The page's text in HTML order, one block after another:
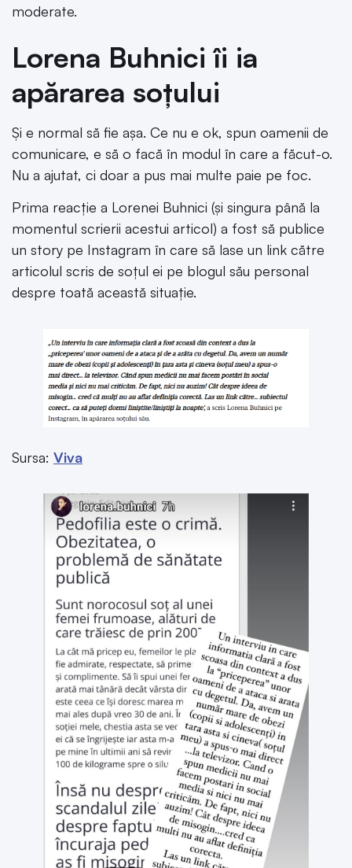
moderate.
Lorena Buhnici îi ia
apărarea soțului
Și e normal să fie așa. Ce nu e ok, spun oamenii de
comunicare, e să o facă în modul în care a făcut-o.
Nu a ajutat, ci doar a pus mai multe paie pe foc.
Prima reacție a Lorenei Buhnici (și singura până la
momentul scrierii acestui articol) a fost să publice
un story pe Instagram în care să lase un link către
articolul scris de soțul ei pe blogul său personal
despre toată această situație.
Sursa: Viva